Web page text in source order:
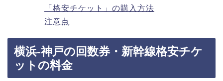
「格安チケット」の購入方法
注意点
横浜-神戸の回数券・新幹線格安チケ
ットの料金